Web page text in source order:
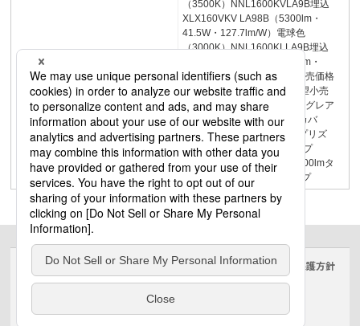
（3500K）NNL1600KVLA9B埋込
XLX160VKV LA98B（5300lm・
41.5W・127.7lm/W）電球色
（3000K）NNL1600KLLA9B埋込
XLX160VKL LA98B（5150lm・
41.5W・124.0lm/W）希望小売価格
58,200円（税抜）組合せ希望小売
価格72,000円（税抜）仕様●グレア
セーブ光源点灯ユニット（カバ
ー）：ポリカーボネート（プリズ
ム）●重：3.8kg8000lmタイプ
FHP32形×4灯相当タイプ6500lmタ
イプFHP32形×3灯相当タイプ
サイトのご利用にあたって クッキーポリシー 個人情報保護方針
電気・建築設備（ビジネス）
© Panasonic Electric Works Co., Ltd.